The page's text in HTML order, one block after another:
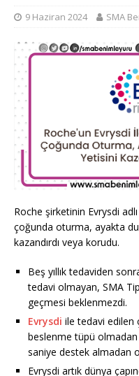
9 Haziran 2024 SMA
Roche şirketinin Evrysdi
çoğunda oturma, ayakta
kazandırdı veya korudu.
Beş yıllık tedaviden
tedavi olmayan, SMA Tip
geçmesi beklenmezdi.
Evrysdi ile tedavi edilen
beslenme tüpü olmadan
saniye destek almadan
Evrysdi artık dünya